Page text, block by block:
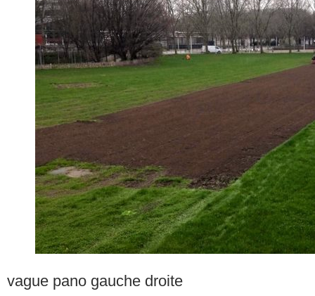
vague pano gauche droite